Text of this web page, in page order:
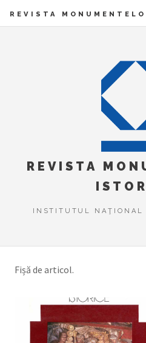
REVISTA
REVISTA
INSTITUTUL NAŢIONAL
Fișă de articol.